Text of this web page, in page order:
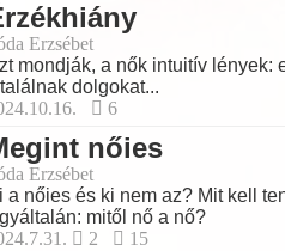
Erzsébet
mondják, a nők intuitív lények:
dolgokat...
6
nőies
Erzsébet
a nőies és ki nem az? Mit kell
mitől nő a nő?
2 15